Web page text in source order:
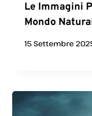
Le Immagini
Mondo
15 Settembre